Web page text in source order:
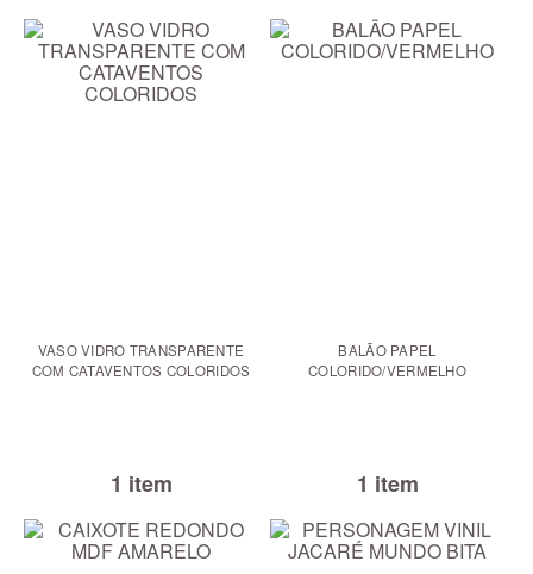
VASO VIDRO TRANSPARENTE
COM CATAVENTOS COLORIDOS
1 item
BALÃO PAPEL
COLORIDO/VERMELHO
1 item